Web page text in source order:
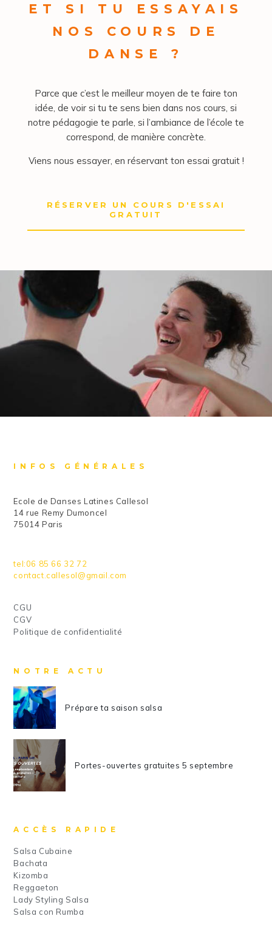
ET SI TU ESSAYAIS
NOS COURS DE
DANSE ?
Parce que c’est le meilleur moyen de te faire ton
idée, de voir si tu te sens bien dans nos cours, si
notre pédagogie te parle, si l’ambiance de l’école te
correspond, de manière concrète.
Viens nous essayer, en réservant ton essai gratuit !
RÉSERVER UN COURS D'ESSAI
GRATUIT
INFOS GÉNÉRALES
Ecole de Danses Latines Callesol
14 rue Remy Dumoncel
75014 Paris
tel:06 85 66 32 72
contact.callesol@gmail.com
CGU
CGV
Politique de confidentialité
NOTRE ACTU
Prépare ta saison salsa
Portes-ouvertes gratuites 5 septembre
ACCÈS RAPIDE
Salsa Cubaine
Bachata
Kizomba
Reggaeton
Lady Styling Salsa
Salsa con Rumba